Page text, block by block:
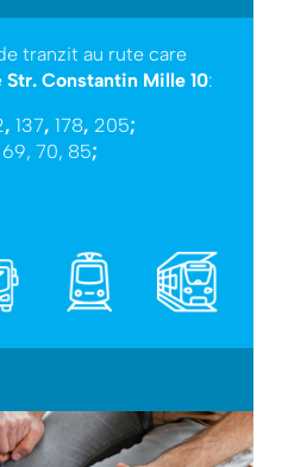
tranzit au rute care
Str. Constantin Mille 10:
, 137, 178, 205;
69, 70, 85;